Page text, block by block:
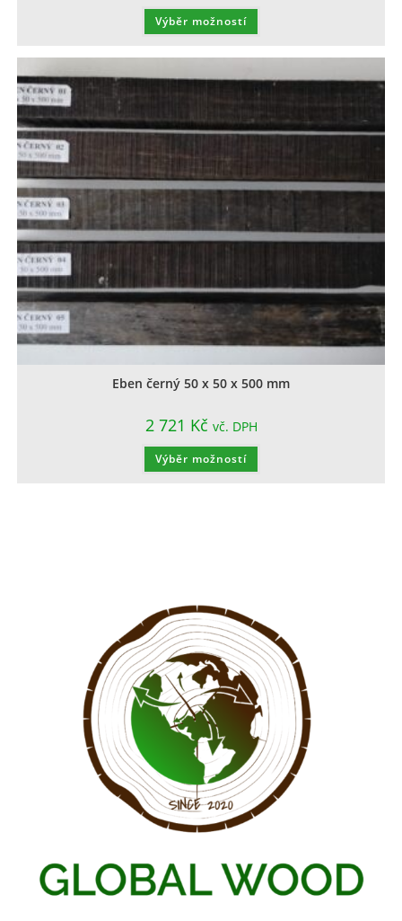
Výběr možností
Eben černý 50 x 50 x 500 mm
2 721 Kč vč. DPH
Výběr možností